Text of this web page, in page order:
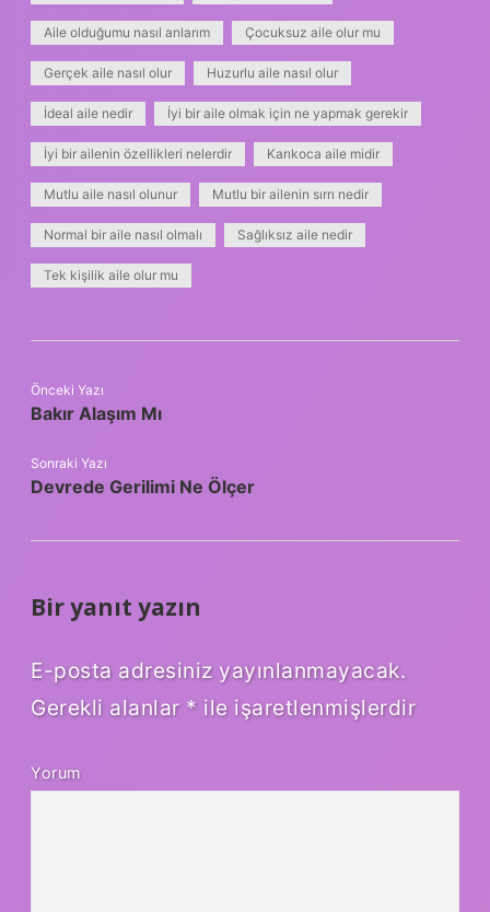
Aile olduğumu nasıl anlarım Çocuksuz aile olur mu
Gerçek aile nasıl olur Huzurlu aile nasıl olur
İdeal aile nedir İyi bir aile olmak için ne yapmak gerekir
İyi bir ailenin özellikleri nelerdir Karıkoca aile midir
Mutlu aile nasıl olunur Mutlu bir ailenin sırrı nedir
Normal bir aile nasıl olmalı Sağlıksız aile nedir
Tek kişilik aile olur mu
Önceki Yazı
Bakır Alaşım Mı
Sonraki Yazı
Devrede Gerilimi Ne Ölçer
Bir yanıt yazın
E-posta adresiniz yayınlanmayacak.
Gerekli alanlar * ile işaretlenmişlerdir
Yorum